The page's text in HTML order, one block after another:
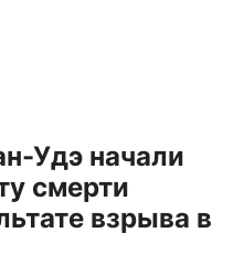
Удэ начали
смерти
взрыва в